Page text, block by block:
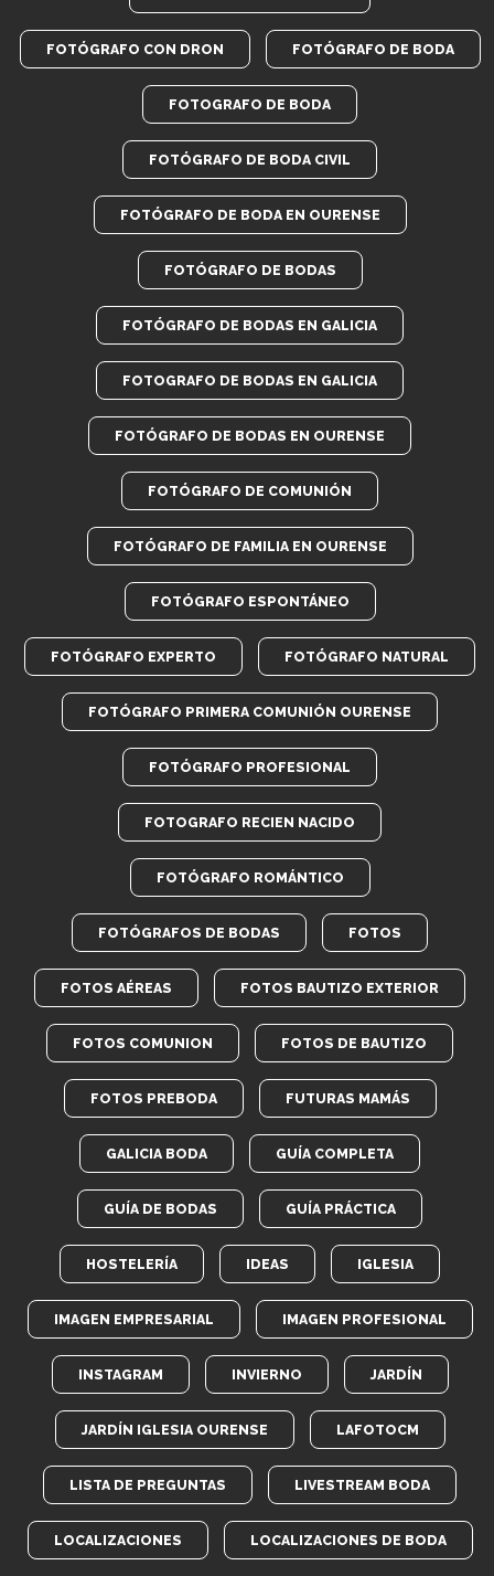
FOTÓGRAFO CON DRON FOTÓGRAFO DE BODA
FOTOGRAFO DE BODA
FOTÓGRAFO DE BODA CIVIL
FOTÓGRAFO DE BODA EN OURENSE
FOTÓGRAFO DE BODAS
FOTÓGRAFO DE BODAS EN GALICIA
FOTOGRAFO DE BODAS EN GALICIA
FOTÓGRAFO DE BODAS EN OURENSE
FOTÓGRAFO DE COMUNIÓN
FOTÓGRAFO DE FAMILIA EN OURENSE
FOTÓGRAFO ESPONTÁNEO
FOTÓGRAFO EXPERTO FOTÓGRAFO NATURAL
FOTÓGRAFO PRIMERA COMUNIÓN OURENSE
FOTÓGRAFO PROFESIONAL
FOTOGRAFO RECIEN NACIDO
FOTÓGRAFO ROMÁNTICO
FOTÓGRAFOS DE BODAS FOTOS
FOTOS AÉREAS FOTOS BAUTIZO EXTERIOR
FOTOS COMUNION FOTOS DE BAUTIZO
FOTOS PREBODA FUTURAS MAMÁS
GALICIA BODA GUÍA COMPLETA
GUÍA DE BODAS GUÍA PRÁCTICA
HOSTELERÍA IDEAS IGLESIA
IMAGEN EMPRESARIAL IMAGEN PROFESIONAL
INSTAGRAM INVIERNO JARDÍN
JARDÍN IGLESIA OURENSE LAFOTOCM
LISTA DE PREGUNTAS LIVESTREAM BODA
LOCALIZACIONES LOCALIZACIONES DE BODA